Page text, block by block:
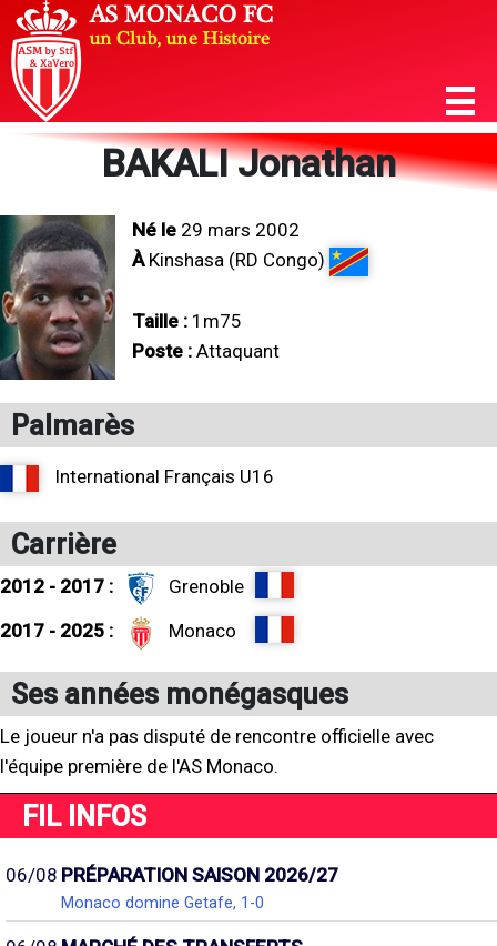
BAKALI Jonathan
Né le 29 mars 2002
ÀKinshasa (RD Congo)
Taille : 1m75
Poste : Attaquant
Palmarès
International Français U16
Carrière
2012 - 2017 :
Grenoble
2017 - 2025 :
Monaco
Ses années monégasques
Le joueur n'a pas disputé de rencontre officielle avec
l'équipe première de l'AS Monaco.
FIL INFOS
06/08 PRÉPARATION SAISON 2026/27
Monaco domine Getafe, 1-0